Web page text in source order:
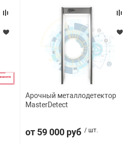
Арочный металлодетектор
MasterDetect
от 59 000 руб / шт.